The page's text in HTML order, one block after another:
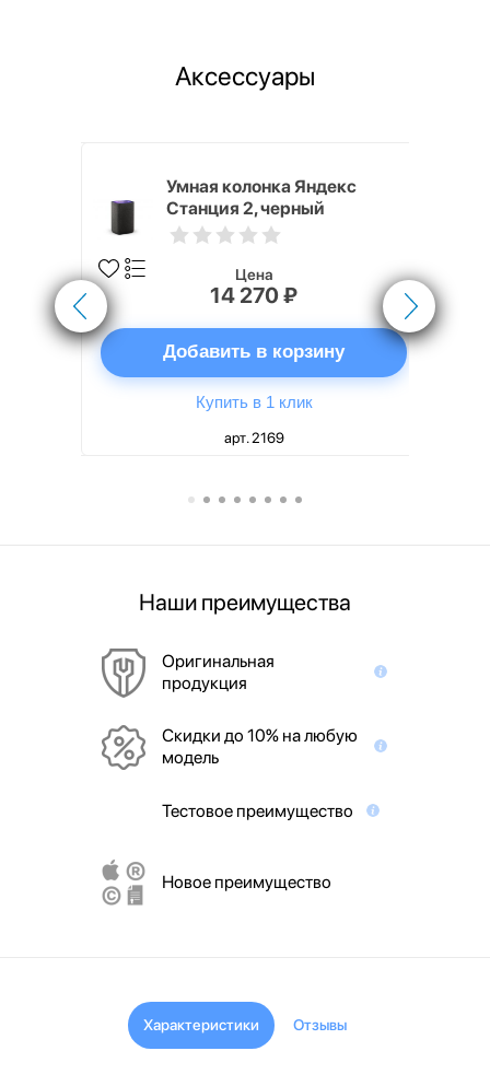
Аксессуары
Умная колонка Яндекс
Станция 2, черный
Цена
14 270 ₽
Добавить в корзину
Купить в 1 клик
арт. 2169
Наши преимущества
Оригинальная
продукция
Скидки до 10% на любую
модель
Тестовое преимущество
Новое преимущество
Характеристики Отзывы